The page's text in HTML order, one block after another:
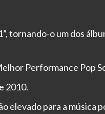
tornando-o um dos
Performance Pop
2010.
elevado para a música